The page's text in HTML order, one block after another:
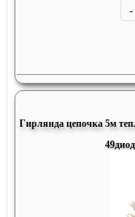
-
Гирлянда цепочка 5м